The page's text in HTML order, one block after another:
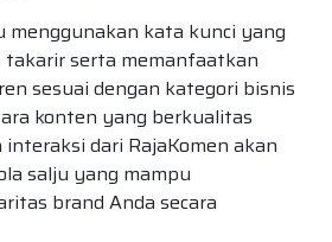
menggunakan kata kunci yang
takarir serta memanfaatkan
sesuai dengan kategori bisnis
konten yang berkualitas
dari RajaKomen akan
salju yang mampu
brand Anda secara